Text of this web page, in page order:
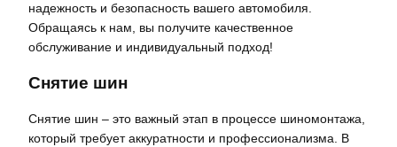
надежность и безопасность вашего автомобиля.
Обращаясь к нам, вы получите качественное
обслуживание и индивидуальный подход!
Снятие шин
Снятие шин – это важный этап в процессе шиномонтажа,
который требует аккуратности и профессионализма. В